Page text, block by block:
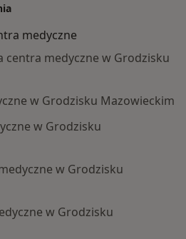
medyczne
centra medyczne w Grodzisku
w Grodzisku Mazowieckim
w Grodzisku
w Grodzisku
w Grodzisku